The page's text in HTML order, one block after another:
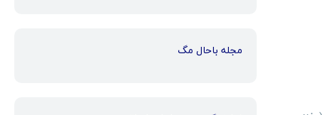
مجله باحال مگ